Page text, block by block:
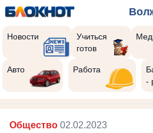
Новости
Учиться
готов
Авто Работа
-
Общество 02.02.2023